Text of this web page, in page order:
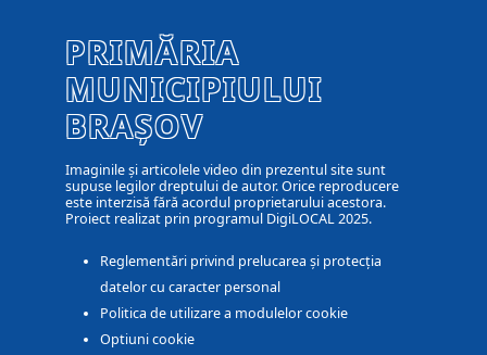
PRIMĂRIA
MUNICIPIULUI
BRAȘOV
Imaginile și articolele video din prezentul site sunt
supuse legilor dreptului de autor. Orice reproducere
este interzisă fără acordul proprietarului acestora.
Proiect realizat prin programul DigiLOCAL 2025.
Reglementări privind prelucarea și protecția
datelor cu caracter personal
Politica de utilizare a modulelor cookie
Optiuni cookie